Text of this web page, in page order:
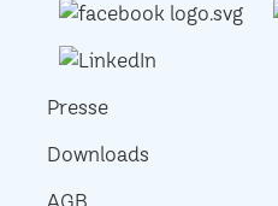
Presse
Downloads
AGB